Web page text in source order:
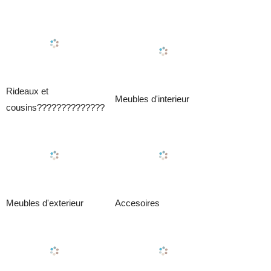
Rideaux et
cousins??????????????
Meubles d'interieur
Meubles d'exterieur Accesoires